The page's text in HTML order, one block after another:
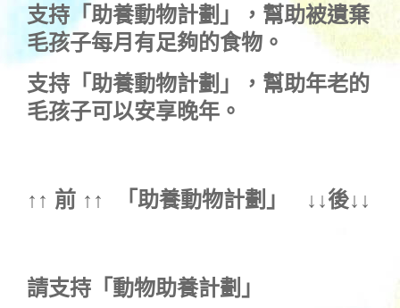
支持 「助養動物計劃」
，幫助被遺棄
毛孩子每月有足夠的食物。
支持 「助養動物計劃」
，幫助年老的
毛孩子可以安享晚年。
↑↑ 前 ↑↑ 「助養動物計劃 」 ↓↓後↓↓
請支持「動物助養計劃」